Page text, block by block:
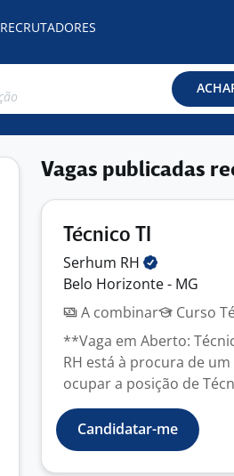
RECRUTADORES
Vagas publicadas
Técnico TI
Serhum RH
Belo Horizonte - MG
A combinar
Curso
**Vaga em Aberto:
RH está à procura de
ocupar a posição de
Candidatar-me